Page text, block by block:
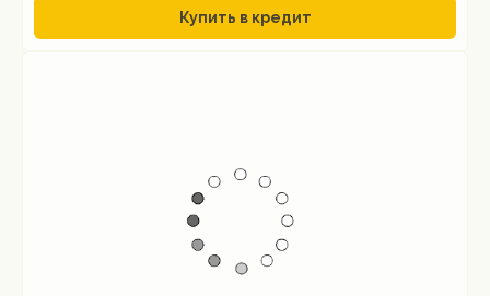
Купить в кредит